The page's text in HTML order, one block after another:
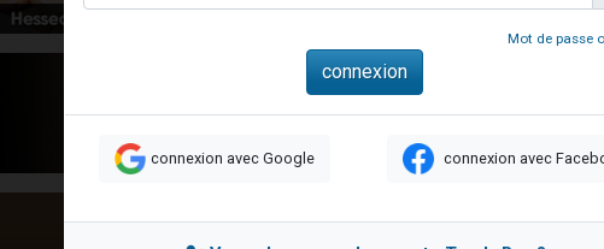
Il reste 49 places pour étudier en groupe sur Zoom
3 personnes viennent de nous rejoindre sur WhatsApp
Odaya vient de donner son Maasser
Mot de passe
connexion avec Google connexion avec